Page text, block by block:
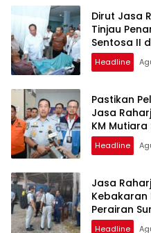
Dirut Jasa
Tinjau
Sentosa II
Headline
Pastikan
Jasa
KM Mutiara
Headline
Jasa
Kebakaran
Perairan
Headline